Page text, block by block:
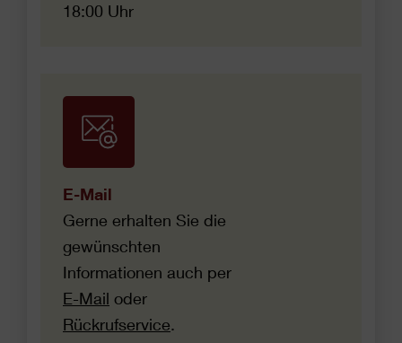
18:00 Uhr
E-Mail
Gerne erhalten Sie die
gewünschten
Informationen auch per
E-Mail oder
Rückrufservice.